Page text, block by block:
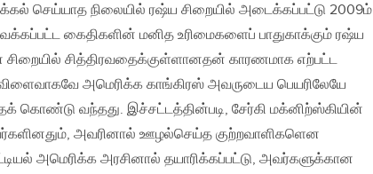
செய்யாத நிலையில் ரஷ்ய சிறையில் அடைக்கப்பட்டு 2009ம்
கைதிகளின் மனித உரிமைகளைப் பாதுகாக்கும் ரஷ்ய
சித்திரவதைக்குள்ளானதன் காரணமாக எற்பட்ட
விளைவாகவே அமெரிக்க காங்கிரஸ் அவருடைய பெயரிலேயே
கொண்டு வந்தது. இச்சட்டத்தின்படி, சேர்கி மக்னிற்ஸ்கியின்
அவரினால் ஊழல்செய்த குற்றவாளிகளென
அமெரிக்க அரசினால் தயாரிக்கப்பட்டு, அவர்களுக்கான